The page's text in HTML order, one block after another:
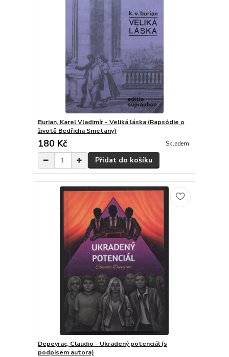
Burian, Karel Vladimír - Veliká láska (Rapsódie o
životě Bedřicha Smetany)
180 Kč Skladem
Přidat do košíku
Depeyrac, Claudio - Ukradený potenciál (s
podpisem autora)